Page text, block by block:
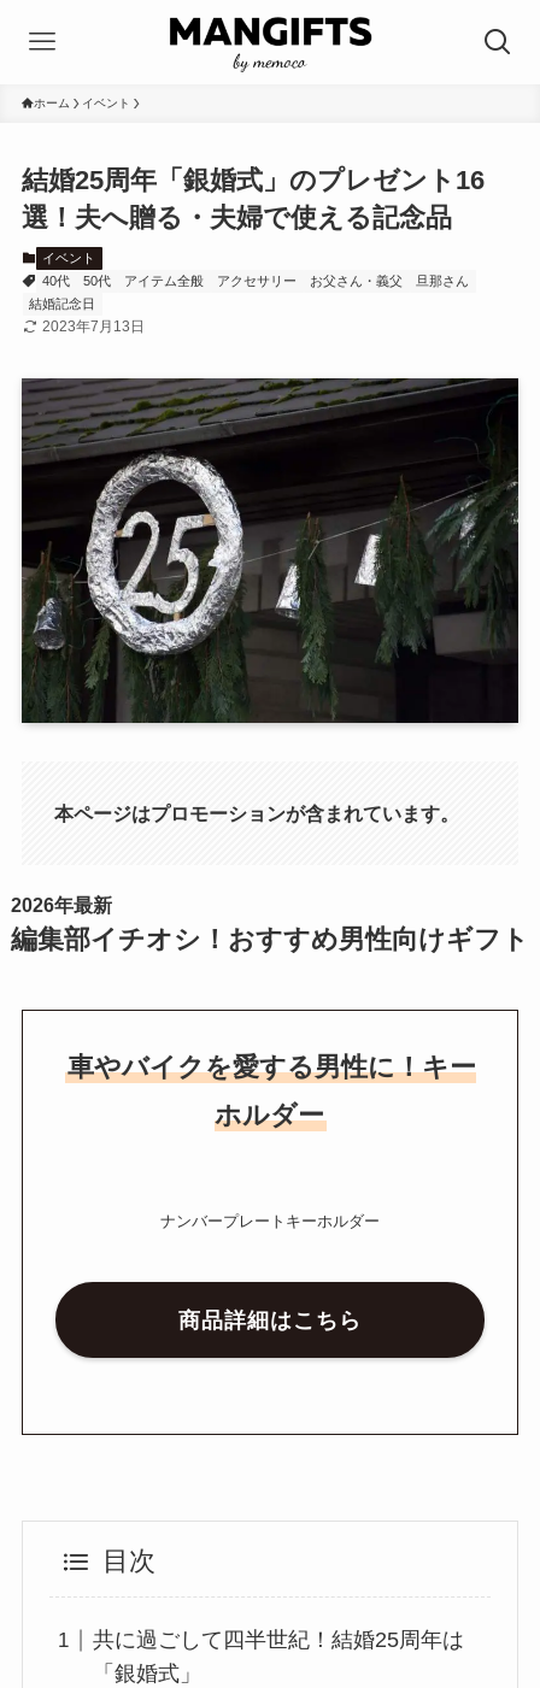
ホーム イベント
結婚25周年「銀婚式」のプレゼント16
選！夫へ贈る・夫婦で使える記念品
イベント
40代
50代 アイテム全般 アクセサリー お父さん・義父
旦那さん
結婚記念日
2023年7月13日
本ページはプロモーションが含まれています。
2026年最新
編集部イチオシ！おすすめ男性向けギフト
車やバイクを愛する男性に！キー
ホルダー
ナンバープレートキーホルダー
商品詳細はこちら
目次
共に過ごして四半世紀！結婚25周年は
「銀婚式」